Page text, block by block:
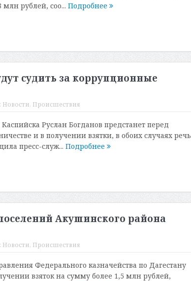
млн рублей, соо... Подробнее
судить за коррупционные
Новости, Происшествия
Руслан Богданов предстанет перед
и в получении взятки, в обоих случаях речь
пресс-служ... Подробнее
Акушинского района
Новости, Происшествия
Федерального казначейства по Дагестану
взяток на сумму более 1,5 млн рублей,